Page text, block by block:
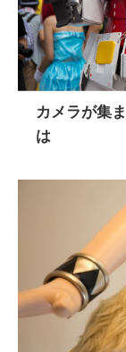
カメラが集
は